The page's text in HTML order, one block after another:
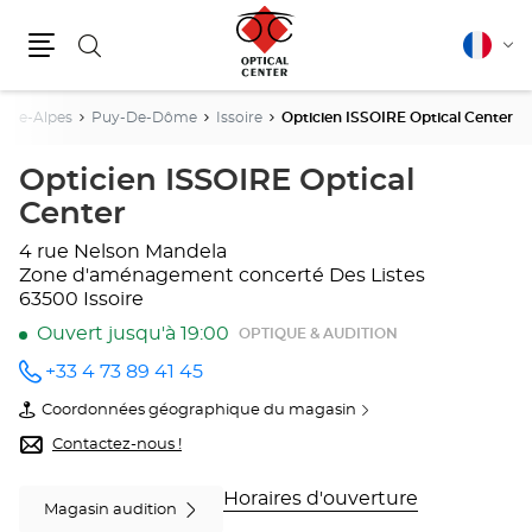
Rechercher Français
Alpes Puy-De-Dôme Issoire Opticien ISSOIRE Optical Center
Opticien ISSOIRE Optical
Center
4 rue Nelson Mandela
Zone d'aménagement concerté Des Listes
63500 Issoire
Ouvert jusqu'à 19:00
OPTIQUE & AUDITION
Appeler
le point
de vente
Opticien
ISSOIRE
+33 4 73 89 41 45
Coordonnées géographique du magasin
du
point
de
ISSOIRE
Contactez-nous !
Magasin audition
Horaires d'ouverture